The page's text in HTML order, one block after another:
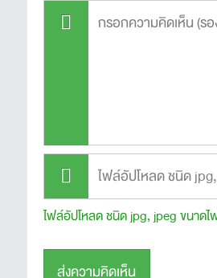
ไฟล์อัปโหลด ชนิด jpg, jpeg ขนาดไ